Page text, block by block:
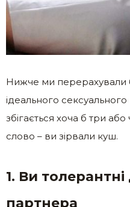
Нижче ми перерахували
ідеального
збігається хоча б три
слово – ви зірвали куш.
1. Ви толерантні
партнера